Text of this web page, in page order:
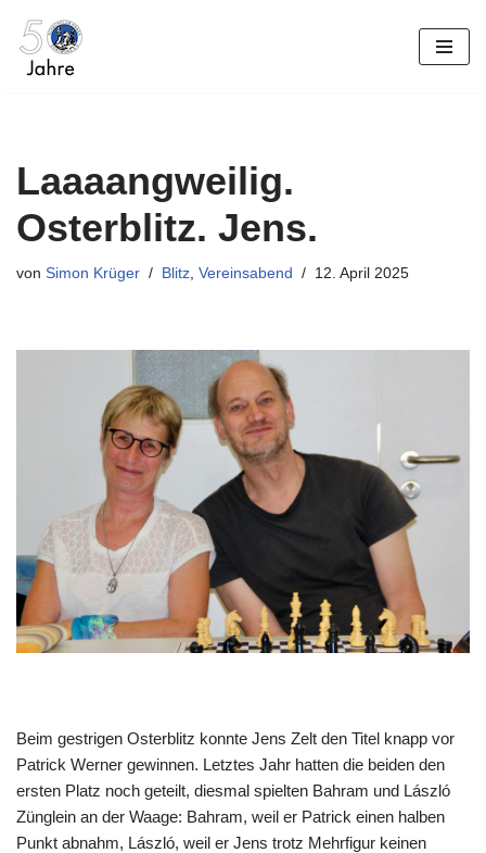
Zum
Laaaangweilig.
Osterblitz. Jens.
von Simon Krüger Blitz, Vereinsabend 12. April 2025
Beim gestrigen Osterblitz konnte Jens Zelt den Titel knapp vor
Patrick Werner gewinnen. Letztes Jahr hatten die beiden den
ersten Platz noch geteilt, diesmal spielten Bahram und László
Zünglein an der Waage: Bahram, weil er Patrick einen halben
Punkt abnahm, László, weil er Jens trotz Mehrfigur keinen